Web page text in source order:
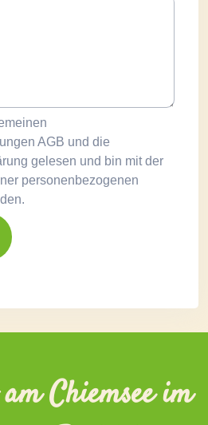
AGB und die
gelesen und bin mit der
personenbezogenen
Chiemsee im